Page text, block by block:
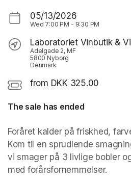
05/13/2026
Wed 7:00 PM - 9:30 PM
Laboratoriet Vinbutik &
Adelgade 2, MF
5800 Nyborg
Denmark
from DKK 325.00
The sale has ended
Foråret kalder på friskhed,
Kom til en sprudlende
vi smager på 3 livlige bobler
med forårsfornemmelser.